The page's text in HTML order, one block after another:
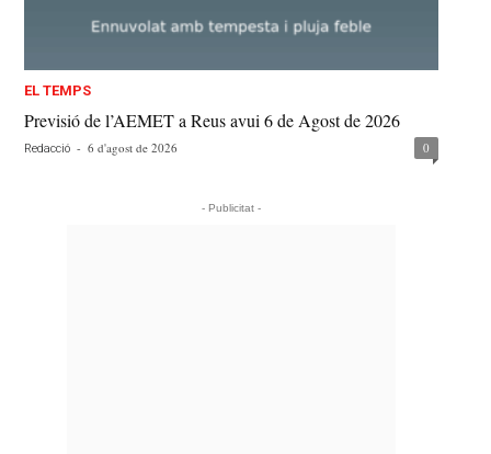
EL TEMPS
Previsió de l’AEMET a Reus avui 6 de Agost de 2026
Redacció - 6 d'agost de 2026 0
- Publicitat -